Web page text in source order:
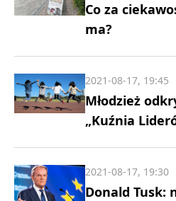
Co za
ma?
Młodzież
„Kuźnia
2021-08-17, 19:45
Donald Tusk:
2021-08-17, 19:30